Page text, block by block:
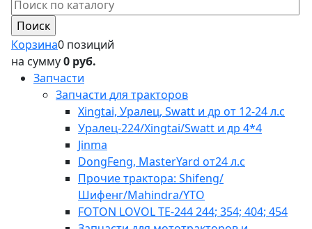
Корзина0 позиций
на сумму0 руб.
Запчасти
Запчасти для тракторов
Xingtai, Уралец, Swatt и др от 12-24 л.с
Уралец-224/Xingtai/Swatt и др 4*4
Jinma
DongFeng, MasterYard от24 л.с
Прочие трактора: Shifeng/
Шифенг/Mahindra/YTO
FOTON LOVOL TE-244 244; 354; 404; 454